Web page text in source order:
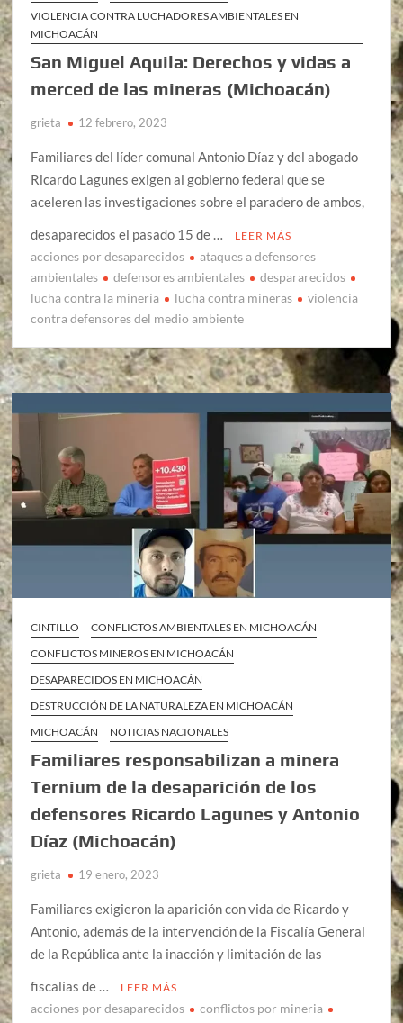
VIOLENCIA CONTRA LUCHADORES AMBIENTALES EN
MICHOACÁN
San Miguel Aquila: Derechos y vidas a
merced de las mineras (Michoacán)
grieta 12 febrero, 2023
Familiares del líder comunal Antonio Díaz y del abogado
Ricardo Lagunes exigen al gobierno federal que se
aceleren las investigaciones sobre el paradero de ambos,
desaparecidos el pasado 15 de …
LEER MÁS
acciones por desaparecidos
ataques a defensores
ambientales
defensores ambientales
despararecidos
lucha contra la minería
lucha contra mineras
violencia
contra defensores del medio ambiente
CINTILLO
CONFLICTOS AMBIENTALES EN MICHOACÁN
CONFLICTOS MINEROS EN MICHOACÁN
DESAPARECIDOS EN MICHOACÁN
DESTRUCCIÓN DE LA NATURALEZA EN MICHOACÁN
MICHOACÁN
NOTICIAS NACIONALES
Familiares responsabilizan a minera
Ternium de la desaparición de los
defensores Ricardo Lagunes y Antonio
Díaz (Michoacán)
grieta 19 enero, 2023
Familiares exigieron la aparición con vida de Ricardo y
Antonio, además de la intervención de la Fiscalía General
de la República ante la inacción y limitación de las
fiscalías de …
LEER MÁS
acciones por desaparecidos
conflictos por mineria